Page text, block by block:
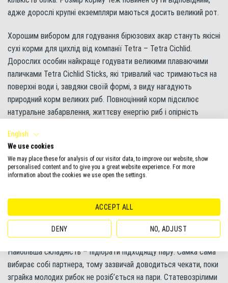
адже дорослі крупні екземпляри маються досить великий рот.
Хорошим вибором для годування бірюзових акар стануть якісні
сухі корми для цихлід від компанії Tetra – Tetra Cichlid.
Дорослих особин найкраще годувати великими плаваючими
паличками Tetra Cichlid Sticks, які тривалий час тримаються на
поверхні води і, завдяки своїй формі, з виду нагадують
природний корм великих риб. Повноцінний корм підсилює
натуральне забарвлення, життєву енергію риб і опірність
пластівцях Tetra Cichlid XL Flakes або невеликих гранулах Tetra
Cichlid Mini Granules.
Годувати бірюзових акар необхідно кілька разів на день. У
вони почнуть нападати на сусідів.
Розмноження та розведення
Розведення бірюзових акар зазвичай не складає труднощів.
Найбільша складність – підібрати підходящу пару. Самка сама
вибирає собі партнера, тому зазвичай доводиться чекати, поки
зграйка молодих рибок не розіб’ється на пари. Статевозрілими
English
We use cookies
We may place these for analysis of our visitor data, to improve our website, show
personalised content and to give you a great website experience. For more
information about the cookies we use open the settings.
ACCEPT ALL
DENY NO, ADJUST